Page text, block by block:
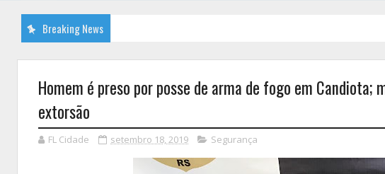
Breaking News
Homem é preso por posse de arma de fogo em
extorsão
FL Cidade setembro 18, 2019 Segurança